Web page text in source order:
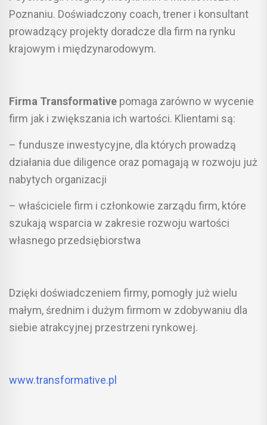
Poznaniu. Doświadczony coach, trener i konsultant
prowadzący projekty doradcze dla firm na rynku
krajowym i międzynarodowym.
Firma Transformative pomaga zarówno w wycenie
firm jak i zwiększania ich wartości. Klientami są:
– fundusze inwestycyjne, dla których prowadzą
działania due diligence oraz pomagają w rozwoju już
nabytych organizacji
– właściciele firm i członkowie zarządu firm, które
szukają wsparcia w zakresie rozwoju wartości
własnego przedsiębiorstwa
Dzięki doświadczeniem firmy, pomogły już wielu
małym, średnim i dużym firmom w zdobywaniu dla
siebie atrakcyjnej przestrzeni rynkowej.
www.transformative.pl